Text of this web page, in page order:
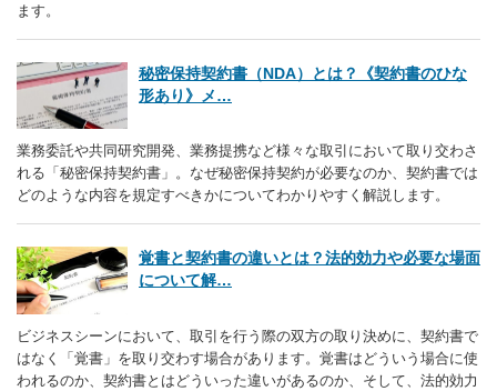
ます。
秘密保持契約書（NDA）とは？《契約書のひな
形あり》メ…
業務委託や共同研究開発、業務提携など様々な取引において取り交わさ
れる「秘密保持契約書」。なぜ秘密保持契約が必要なのか、契約書では
どのような内容を規定すべきかについてわかりやすく解説します。
覚書と契約書の違いとは？法的効力や必要な場面
について解…
ビジネスシーンにおいて、取引を行う際の双方の取り決めに、契約書で
はなく「覚書」を取り交わす場合があります。覚書はどういう場合に使
われるのか、契約書とはどういった違いがあるのか、そして、法的効力